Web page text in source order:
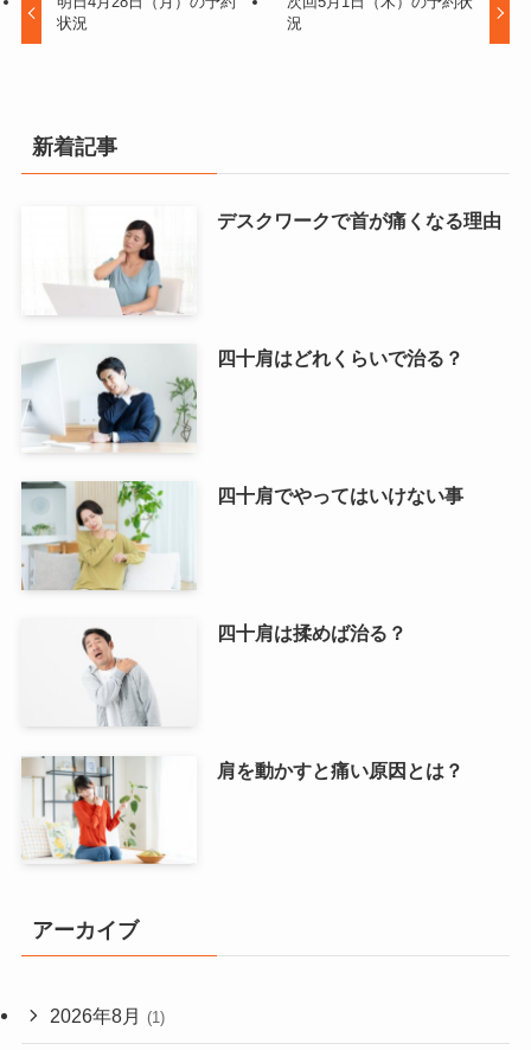
状況
況
新着記事
デスクワークで首が痛くなる理由
四十肩はどれくらいで治る？
四十肩でやってはいけない事
四十肩は揉めば治る？
肩を動かすと痛い原因とは？
アーカイブ
2026年8月 (1)